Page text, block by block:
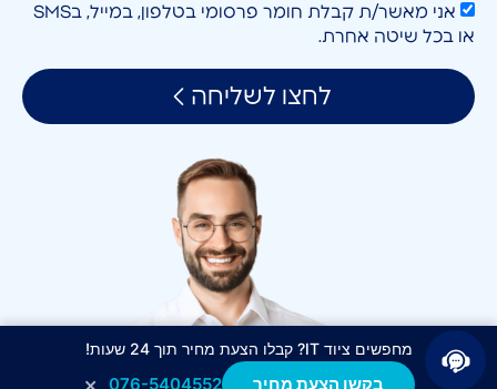
אני מאשר/ת קבלת חומר פרסומי בטלפון, במייל, בSMS
או בכל שיטה אחרת.
לחצו לשליחה
מחפשים ציוד IT? קבלו הצעת מחיר תוך 24 שעות!
בקשו הצעת מחיר 076-5404552